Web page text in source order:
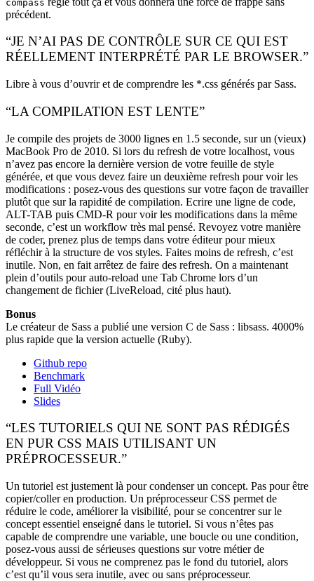
compass
précédent.
“JE N’AI PAS DE CONTRÔLE SUR CE QUI EST
RÉELLEMENT INTERPRÉTÉ PAR LE BROWSER.”
Libre à vous d’ouvrir et de comprendre les *.css générés par Sass.
“LA COMPILATION EST LENTE”
Je compile des projets de 3000 lignes en 1.5 seconde, sur un (vieux)
MacBook Pro de 2010. Si lors du refresh de votre localhost, vous
n’avez pas encore la dernière version de votre feuille de style
générée, et que vous devez faire un deuxième refresh pour voir les
modifications : posez-vous des questions sur votre façon de travailler
plutôt que sur la rapidité de compilation. Ecrire une ligne de code,
ALT-TAB puis CMD-R pour voir les modifications dans la même
seconde, c’est un workflow très mal pensé. Revoyez votre manière
de coder, prenez plus de temps dans votre éditeur pour mieux
réfléchir à la structure de vos styles. Faites moins de refresh, c’est
inutile. Non, en fait arrêtez de faire des refresh. On a maintenant
plein d’outils pour auto-reload une Tab Chrome lors d’un
changement de fichier (LiveReload, cité plus haut).
Bonus
Le créateur de Sass a publié une version C de Sass : libsass. 4000%
plus rapide que la version actuelle (Ruby).
Github repo
Benchmark
Full Vidéo
Slides
“LES TUTORIELS QUI NE SONT PAS RÉDIGÉS
EN PUR CSS MAIS UTILISANT UN
PRÉPROCESSEUR.”
Un tutoriel est justement là pour condenser un concept. Pas pour être
copier/coller en production. Un préprocesseur CSS permet de
réduire le code, améliorer la visibilité, pour se concentrer sur le
concept essentiel enseigné dans le tutoriel. Si vous n’êtes pas
capable de comprendre une variable, une boucle ou une condition,
posez-vous aussi de sérieuses questions sur votre métier de
développeur. Si vous ne comprenez pas le fond du tutoriel, alors
c’est qu’il vous sera inutile, avec ou sans préprocesseur.